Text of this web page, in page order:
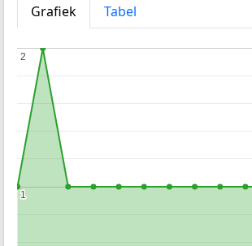
Grafiek
Tabel
1
1
2
2